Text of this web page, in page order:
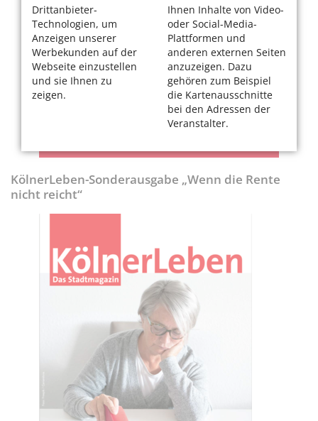
Drittanbieter-
Technologien, um
Anzeigen unserer
Werbekunden auf der
Webseite einzustellen
und sie Ihnen zu
zeigen.
Ihnen Inhalte von Video-
oder Social-Media-
Plattformen und
anderen externen Seiten
anzuzeigen. Dazu
gehören zum Beispiel
die Kartenausschnitte
bei den Adressen der
Veranstalter.
KölnerLeben-Sonderausgabe „Wenn die Rente
nicht reicht“